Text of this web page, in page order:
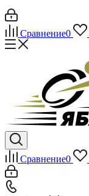
Сравнение0
Сравнение0